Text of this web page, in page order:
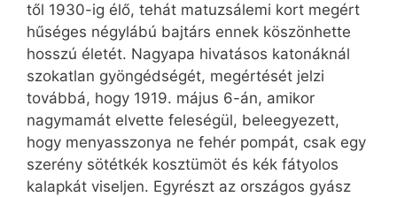
től 1930-ig élő, tehát matuzsálemi kort megért
hűséges négylábú bajtárs ennek köszönhette
hosszú életét. Nagyapa hivatásos katonáknál
szokatlan gyöngédségét, megértését jelzi
továbbá, hogy 1919. május 6-án, amikor
nagymamát elvette feleségül, beleegyezett,
hogy menyasszonya ne fehér pompát, csak egy
szerény sötétkék kosztümöt és kék fátyolos
kalapkát viseljen. Egyrészt az országos gyász